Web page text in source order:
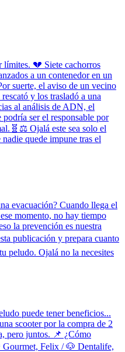
límites. 💔 Siete cachorros
a un contenedor en un
suerte, el aviso de un vecino
y los trasladó a una
al análisis de ADN, el
ser el responsable por
Ojalá este sea solo el
quede impune tras el
evacuación? Cuando llega el
momento, no hay tiempo
la prevención es nuestra
publicación y prepara cuanto
peludo. Ojalá no la necesites
puede tener beneficios...
scooter por la compra de 2
pero juntos. 📌 ¿Cómo
Felix / 🐶 Dentalife,